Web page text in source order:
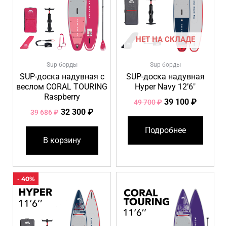
Sup борды
SUP-доска надувная с
веслом CORAL TOURING
Raspberry
39 686₽ 32 300 ₽
В корзину
НЕТ НА СКЛАДЕ
Sup борды
SUP-доска надувная
Hyper Navy 12’6″
49 700₽ 39 100 ₽
Подробнее
- 40%
составляла
116 ₽.
45
700 ₽.